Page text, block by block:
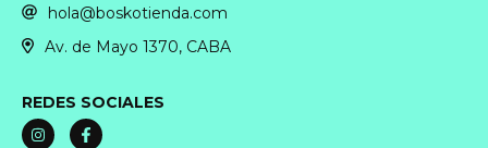
hola@boskotienda.com
Av. de Mayo 1370, CABA
REDES SOCIALES